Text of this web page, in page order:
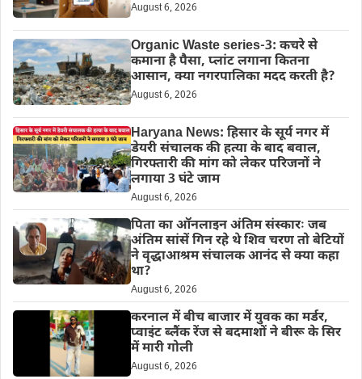
August 6, 2026
Organic Waste series-3: कचरे से
कमाना है पैसा, प्लांट लगाना कितना
आसान, क्या नगरपालिका मदद करती है?
August 6, 2026
Haryana News: हिसार के सूर्य नगर में
डेयरी संचालक की हत्या के बाद बवाल,
गिरफ्तारी की मांग को लेकर परिजनों ने
लगाया 3 घंटे जाम
August 6, 2026
पिता का ऑनलाइन अंतिम संस्कारः जब
अंतिम सांसें गिन रहे थे शिव चरण तो बेटियों
ने वृद्धाआश्रम संचालक आनंद से क्या कहा
था?
August 6, 2026
करनाल में बीच बाजार में युवक का मर्डर,
प्वाइंट ब्लैंक रेंज से बदमाशों ने बीरू के सिर
में मारी गोली
August 6, 2026